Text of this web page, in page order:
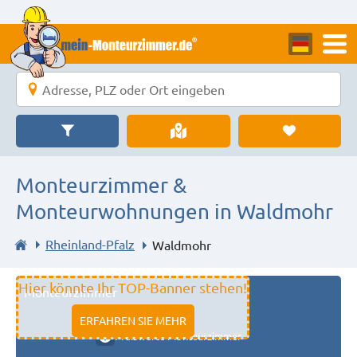
Monteurzimmer &
Monteurwohnungen in Waldmohr
Rheinland-Pfalz Waldmohr
Hier könnte Ihr TOP-Banner stehen!
ERFAHREN SIE MEHR
Monteurzimmer
11333 fulda
Preiswerte Monteurzimmer